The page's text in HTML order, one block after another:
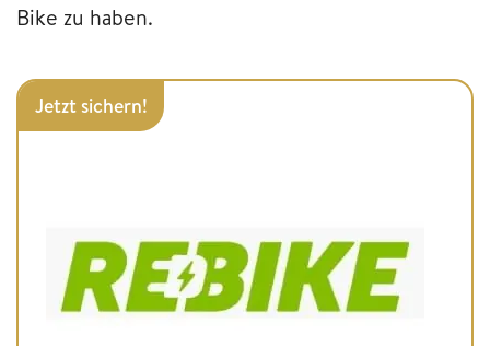
Bike zu haben.
Jetzt sichern!